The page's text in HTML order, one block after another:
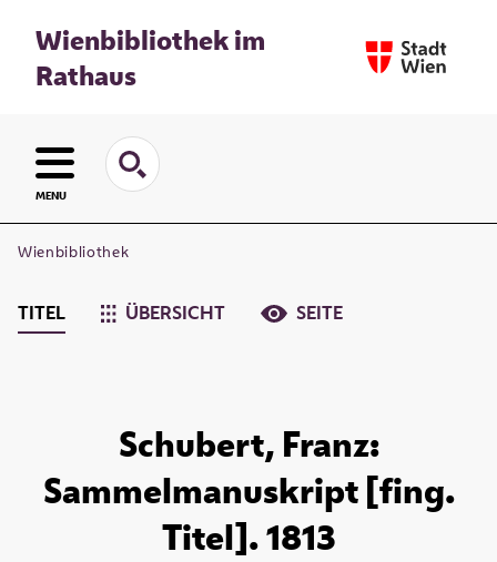
Wienbibliothek im
Rathaus
MENU
Wienbibliothek
TITEL ÜBERSICHT SEITE
Schubert, Franz:
Sammelmanuskript [fing.
Titel]. 1813